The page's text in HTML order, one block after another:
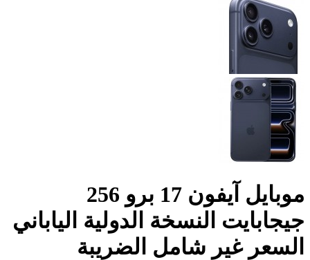
موبايل آيفون 17 برو 256
جيجابايت النسخة الدولية الياباني
السعر غير شامل الضريبة